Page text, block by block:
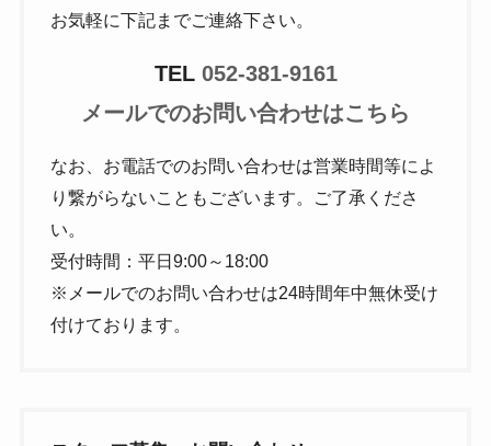
お気軽に下記までご連絡下さい。
TEL 052-381-9161
メールでのお問い合わせはこちら
なお、お電話でのお問い合わせは営業時間等によ
り繋がらないこともございます。ご了承くださ
い。
受付時間：平日9:00～18:00
※メールでのお問い合わせは24時間年中無休受け
付けております。